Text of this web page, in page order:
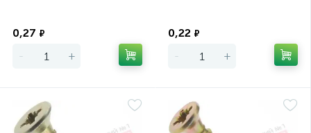
0,27 ₽
- +
0,22 ₽
- +